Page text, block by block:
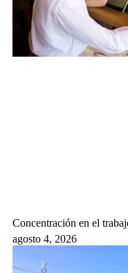
Concentración en el
agosto 4, 2026